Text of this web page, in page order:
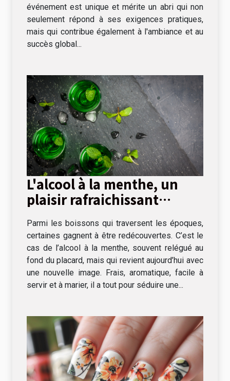
événement est unique et mérite un abri qui non
seulement répond à ses exigences pratiques,
mais qui contribue également à l'ambiance et au
succès global...
L'alcool à la menthe, un
plaisir rafraichissant
s'invite à table !
Parmi les boissons qui traversent les époques,
certaines gagnent à être redécouvertes. C’est le
cas de l’alcool à la menthe, souvent relégué au
fond du placard, mais qui revient aujourd’hui avec
une nouvelle image. Frais, aromatique, facile à
servir et à marier, il a tout pour séduire une...